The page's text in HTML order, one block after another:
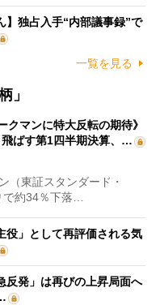
】独占入手“内部議事録”で
一覧を見る
」
クマンに特大反転の期待》
ばす第1四半期決算、…
東証スタンダード・
約34％下落…
役」として再評価される気
反発」は再びの上昇局面へ